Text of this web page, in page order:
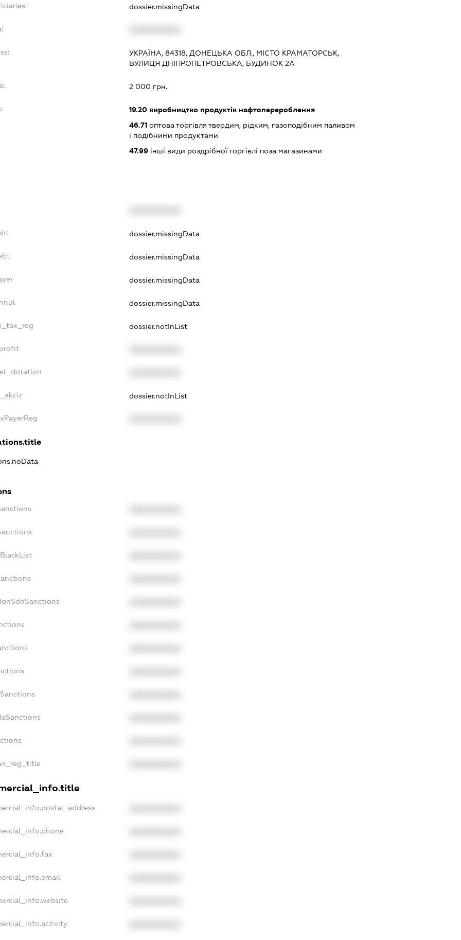
dossier.missingData
УКРАЇНА, 84318, ДОНЕЦЬКА ОБЛ., МІСТО КРАМАТОРСЬК,
ВУЛИЦЯ ДНІПРОПЕТРОВСЬКА, БУДИНОК 2А
2 000 грн.
19.20виробництво продуктів нафтоперероблення
46.71оптова торгівля твердим, рідким, газоподібним паливом
і подібними продуктами
47.99інші види роздрібної торгівлі поза магазинами
dossier.missingData
dossier.missingData
dossier.missingData
dossier.missingData
dossier.notInList
dossier.notInList